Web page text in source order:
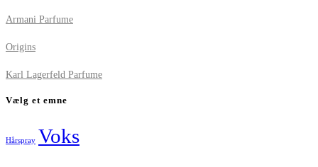
Armani Parfume
Origins
Karl Lagerfeld Parfume
Vælg et emne
Hårspray Voks